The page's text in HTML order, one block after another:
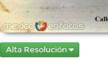
Alta Resolución